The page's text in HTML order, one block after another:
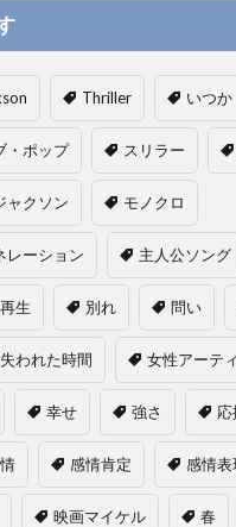
Thriller いつか
・ポップ スリラー
ャクソン モノクロ
レーション 主人公ソング
再生 別れ 問い
失われた時間 女性アーテ
幸せ 強さ 応
感情肯定 感情表
映画マイケル 春